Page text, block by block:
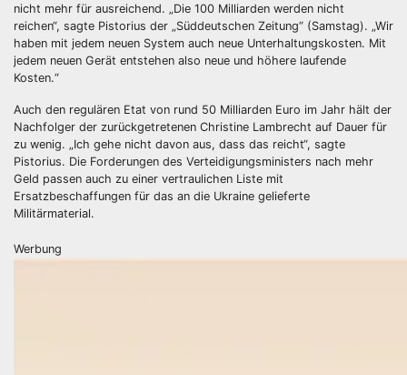
nicht mehr für ausreichend. „Die 100 Milliarden werden nicht
reichen“, sagte Pistorius der „Süddeutschen Zeitung“ (Samstag). „Wir
haben mit jedem neuen System auch neue Unterhaltungskosten. Mit
jedem neuen Gerät entstehen also neue und höhere laufende
Kosten.“
Auch den regulären Etat von rund 50 Milliarden Euro im Jahr hält der
Nachfolger der zurückgetretenen Christine Lambrecht auf Dauer für
zu wenig. „Ich gehe nicht davon aus, dass das reicht“, sagte
Pistorius. Die Forderungen des Verteidigungsministers nach mehr
Geld passen auch zu einer vertraulichen Liste mit
Ersatzbeschaffungen für das an die Ukraine gelieferte
Militärmaterial.
Werbung